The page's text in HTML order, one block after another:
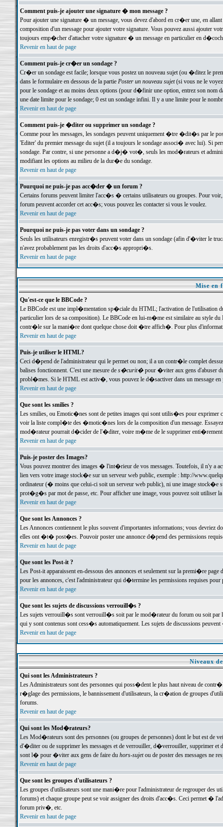
Comment puis-je ajouter une signature � mon message ?
Pour ajouter une signature � un message, vous devez d'abord en cr�er une, en
composition d'un message pour ajouter votre signature. Vous pouvez aussi ajouter
toujours emp�cher d'attacher votre signature � un message en particulier en
Revenir en haut de page
Comment puis-je cr�er un sondage ?
Cr�er un sondage est facile; lorsque vous postez un nouveau sujet (ou �ditez le
dans le formulaire en dessous de la partie Poster un nouveau sujet(si vous ne le voyez
pour le sondage et au moins deux options (pour d�finir une option, entrez son nom
une date limite pour le sondage; 0 est un sondage infini. Il y a une limite pour le
Revenir en haut de page
Comment puis-je �diter ou supprimer un sondage ?
Comme pour les messages, les sondages peuvent uniquement �tre �dit�s par le
'Editer' du premier message du sujet (il a toujours le sondage associ� avec lui). Si
sondage. Par contre, si une personne a d�j� vot�, seuls les mod�rateurs et
modifiant les options au milieu de la dur�e du sondage.
Revenir en haut de page
Pourquoi ne puis-je pas acc�der � un forum ?
Certains forums peuvent limiter l'acc�s � certains utilisateurs ou groupes. Pour
forum peuvent accorder cet acc�s; vous pouvez les contacter si vous le voulez.
Revenir en haut de page
Pourquoi ne puis-je pas voter dans un sondage ?
Seuls les utilisateurs enregistr�s peuvent voter dans un sondage (afin d'�viter le
n'avez probablement pas les droits d'acc�s appropri�s.
Revenir en haut de page
Mise en
Qu'est-ce que le BBCode ?
Le BBCode est une impl�mentation sp�ciale du HTML; l'activation de l'utilisation
particulier lors de sa composition). Le BBCode en lui-m�me est similaire au style
contr�le sur la mani�re dont quelque chose doit �tre affich�. Pour plus
Revenir en haut de page
Puis-je utiliser le HTML?
Ceci d�pend de l'administrateur qui le permet ou non; il a un contr�le complet
balises fonctionnent. C'est une mesure de s�curit�pour �viter aux gens d'abuser
probl�mes. Si le HTML est activ�, vous pouvez le d�sactiver dans un message en
Revenir en haut de page
Que sont les smilies ?
Les smilies, ou Emotic�nes sont de petites images qui sont utilis�es pour exprimer
voir la liste compl�te des �motic�nes lors de la composition d'un message.
mod�rateur pourrait d�cider de l'�diter, voire m�me de le supprimer
Revenir en haut de page
Puis-je poster des Images?
Vous pouvez montrer des images � l'int�rieur de vos messages. Toutefois, il n'y a
lien vers votre image stock�e sur un serveur web public, exemple : http://
ordinateur (� moins que celui-ci soit un serveur web public), ni une image stock�e
prot�g�s par mot de passe, etc. Pour afficher une image, vous pouvez soit
Revenir en haut de page
Que sont les Annonces ?
Les Annonces contiennent le plus souvent d'importantes informations; vous devriez
elles ont �t� post�es. Pouvoir poster une annonce d�pend des permissions
Revenir en haut de page
Que sont les Post-it ?
Les Post-it apparaissent en-dessous des annonces et seulement sur la premi�re
pour les annonces, c'est l'administrateur qui d�termine les permissions requises pour
Revenir en haut de page
Que sont les sujets de discussions verrouill�s ?
Les sujets verrouill�s sont verrouill�s soit par le mod�rateur du forum ou soit par
qui y sont contenus sont cess�s automatiquement. Les sujets de discussions
Revenir en haut de page
Niveaux
Qui sont les Administrateurs ?
Les Administrateurs sont des personnes qui poss�dent le plus haut niveau de
r�glage des permissions, le bannissement d'utilisateurs, la cr�ation de groupes
forums.
Revenir en haut de page
Qui sont les Mod�rateurs?
Les Mod�rateurs sont des personnes (ou groupes de personnes) dont le but est de
d'�diter ou de supprimer les messages et de verrouiller, d�verrouiller, supprimer
sont l� pour �viter aux gens de faire du hors-sujetou de poster des messages ne
Revenir en haut de page
Que sont les groupes d'utilisateurs ?
Les groupes d'utilisateurs sont une mani�re pour l'administrateur de regrouper des
forums) et chaque groupe peut se voir assigner des droits d'acc�s. Ceci permet
forum priv�, etc.
Revenir en haut de page